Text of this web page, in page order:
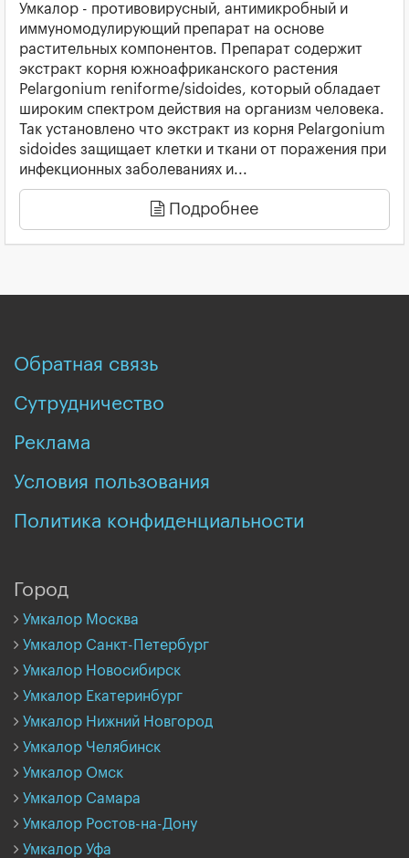
Умкалор - противовирусный, антимикробный и
иммуномодулирующий препарат на основе
растительных компонентов. Препарат содержит
экстракт корня южноафриканского растения
Pelargonium reniforme/sidoides, который обладает
широким спектром действия на организм человека.
Так установлено что экстракт из корня Pelargonium
sidoides защищает клетки и ткани от поражения при
инфекционных заболеваниях и...
Подробнее
Обратная связь
Сутрудничество
Реклама
Условия пользования
Политика конфиденциальности
Город
Умкалор Москва
Умкалор Санкт-Петербург
Умкалор Новосибирск
Умкалор Екатеринбург
Умкалор Нижний Новгород
Умкалор Челябинск
Умкалор Омск
Умкалор Самара
Умкалор Ростов-на-Дону
Умкалор Уфа